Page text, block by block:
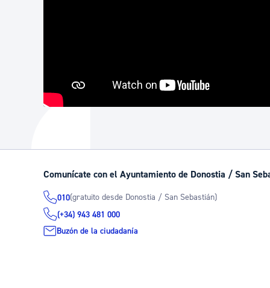
Comunícate con el Ayuntamiento de Donostia / San
010(gratuito desde Donostia / San Sebastián)
(+34) 943 481 000
Buzón de la ciudadanía